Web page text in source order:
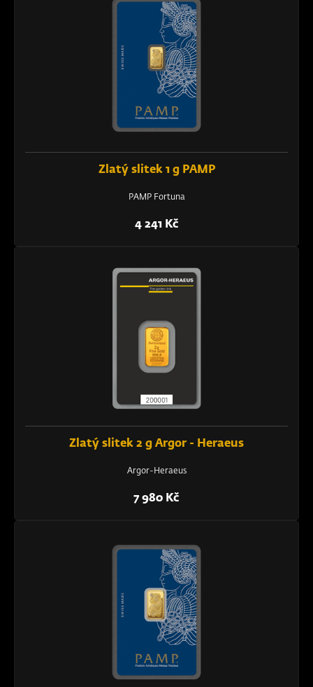
Zlatý slitek 1 g PAMP
PAMP Fortuna
4 241 Kč
Zlatý slitek 2 g Argor - Heraeus
Argor-Heraeus
7 980 Kč